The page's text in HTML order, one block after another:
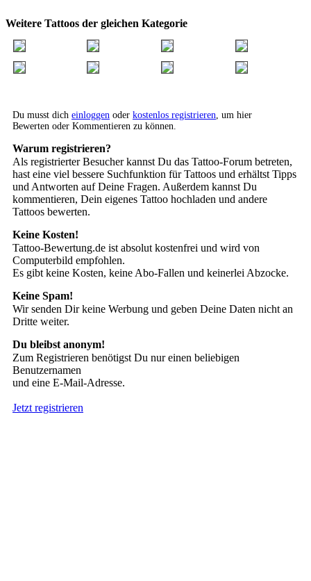
Weitere Tattoos der gleichen Kategorie
Du musst dich einloggen oder kostenlos registrieren , um hier
Bewerten oder Kommentieren zu können.
Warum registrieren?
Als registrierter Besucher kannst Du das Tattoo-Forum betreten,
hast eine viel bessere Suchfunktion für Tattoos und erhältst Tipps
und Antworten auf Deine Fragen. Außerdem kannst Du
kommentieren, Dein eigenes Tattoo hochladen und andere
Tattoos bewerten.
Keine Kosten!
Tattoo-Bewertung.de ist absolut kostenfrei und wird von
Computerbild empfohlen.
Es gibt keine Kosten, keine Abo-Fallen und keinerlei Abzocke.
Keine Spam!
Wir senden Dir keine Werbung und geben Deine Daten nicht an
Dritte weiter.
Du bleibst anonym!
Zum Registrieren benötigst Du nur einen beliebigen
Benutzernamen
und eine E-Mail-Adresse.
Jetzt registrieren